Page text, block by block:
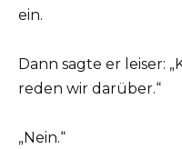
ein.
Dann sagte er leiser:
reden wir darüber.“
„Nein.“